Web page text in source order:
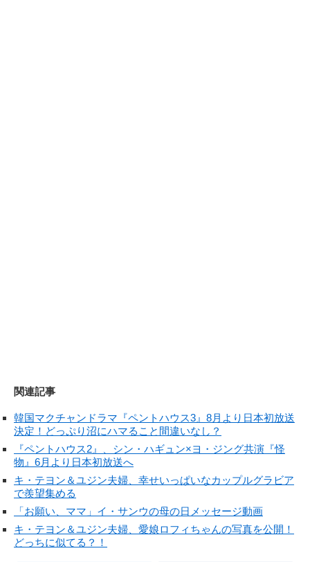
関連記事
韓国マクチャンドラマ『ペントハウス3』8月より日本初放送
決定！どっぷり沼にハマること間違いなし？
『ペントハウス2』、シン・ハギュン×ヨ・ジング共演『怪
物』6月より日本初放送へ
キ・テヨン＆ユジン夫婦、幸せいっぱいなカップルグラビア
で羨望集める
「お願い、ママ」イ・サンウの母の日メッセージ動画
キ・テヨン＆ユジン夫婦、愛娘ロフィちゃんの写真を公開！
どっちに似てる？！